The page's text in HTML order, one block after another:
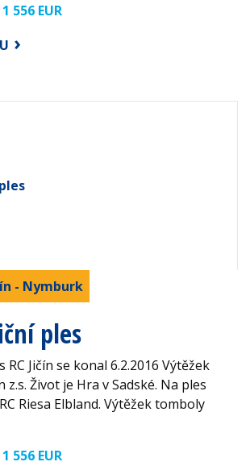
556 EUR
- Nymburk
ples
RC Jičín se konal 6.2.2016 Výtěžek
Život je Hra v Sadské. Na ples
Riesa Elbland. Výtěžek tomboly
556 EUR